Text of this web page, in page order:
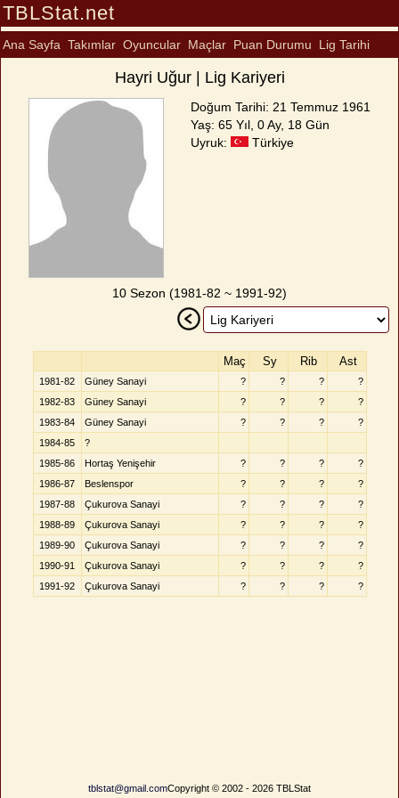
TBLStat.net
Ana Sayfa Takımlar Oyuncular Maçlar Puan Durumu Lig Tarihi
Hayri Uğur | Lig Kariyeri
Doğum Tarihi: 21 Temmuz 1961
Yaş: 65 Yıl, 0 Ay, 18 Gün
Uyruk:
Türkiye
10 Sezon (1981-82 ~ 1991-92)
Maç Sy Rib Ast
1981-82 Güney Sanayi ? ? ?
?
1982-83
Güney Sanayi ? ? ?
?
1983-84
Güney Sanayi ? ? ?
?
1984-85
?
1985-86
Hortaş Yenişehir ? ? ?
?
1986-87
Beslenspor ? ? ?
?
1987-88
Çukurova Sanayi ? ? ?
?
1988-89
Çukurova Sanayi ? ? ?
?
1989-90
Çukurova Sanayi ? ? ?
?
1990-91
Çukurova Sanayi ? ? ?
?
1991-92
Çukurova Sanayi ? ? ? ?
tblstat@gmail.comCopyright © 2002 - 2026 TBLStat